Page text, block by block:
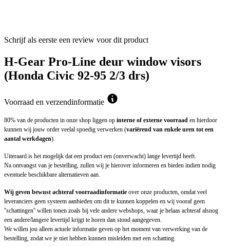
Schrijf als eerste een review voor dit product
H-Gear Pro-Line deur window visors
(Honda Civic 92-95 2/3 drs)
Voorraad en verzendinformatie
80% van de producten in onze shop liggen op interne of externe voorraad en hierdoor
kunnen wij jouw order veelal spoedig verwerken (variërend van enkele uren tot een
aantal werkdagen).
Uiteraard is het mogelijk dat een product een (onverwacht) lange levertijd heeft.
Na ontvangst van je bestelling, zullen wij je hierover informeren en bieden indien nodig
eventuele beschikbare alternatieven aan.
Wij geven bewust achteraf voorraadinformatie over onze producten, omdat veel
leveranciers geen systeem aanbieden om dit te kunnen koppelen en wij vooraf geen
''schattingen'' willen tonen zoals bij vele andere webshops, waar je helaas achteraf alsnog
een andere/langere levertijd krijgt te horen dan stond aangegeven.
We willen jou alleen actuele informatie geven op het moment van verwerking van de
bestelling, zodat we je niet hebben kunnen misleiden met een schatting.